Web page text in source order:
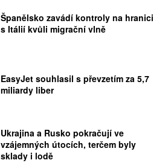
Španělsko zavádí kontroly na hranici
s Itálií kvůli migrační vlně
EasyJet souhlasil s převzetím za 5,7
miliardy liber
Ukrajina a Rusko pokračují ve
vzájemných útocích, terčem byly
sklady i lodě